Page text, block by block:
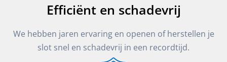
Efficiënt en schadevrij
We hebben jaren ervaring en openen of herstellen je
slot snel en schadevrij in een recordtijd.